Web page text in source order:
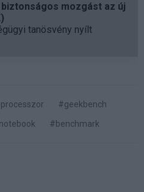
mozgást az új
tanösvény nyílt
#geekbench
#benchmark